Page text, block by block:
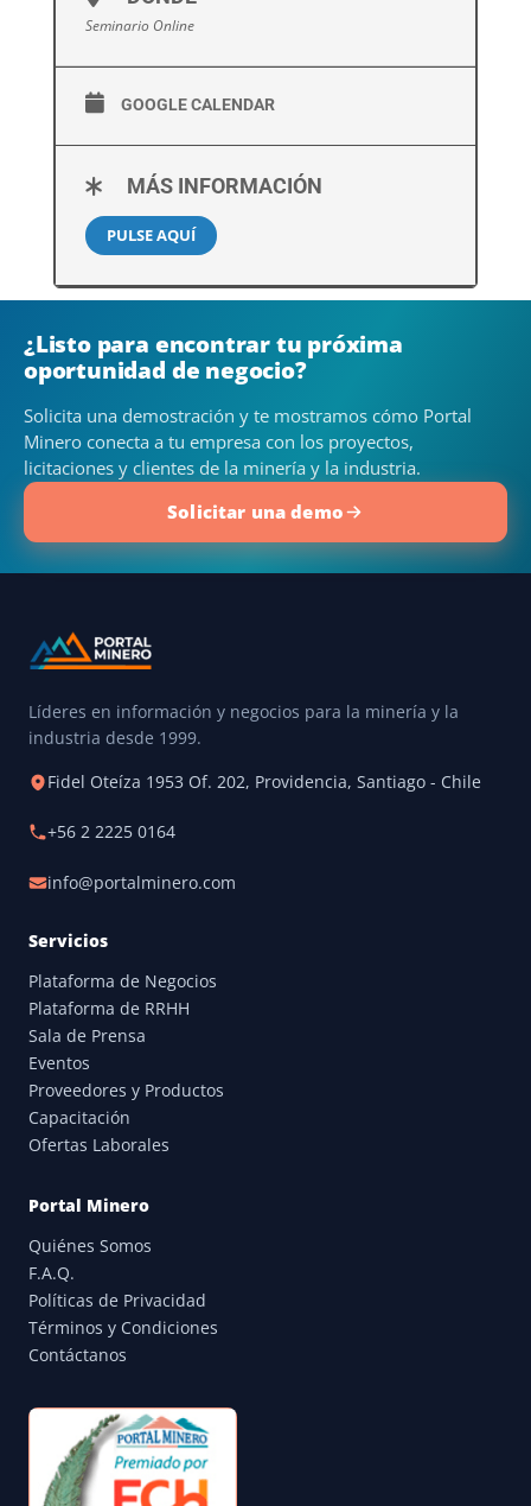
Seminario Online
GOOGLE CALENDAR
MÁS INFORMACIÓN
PULSE AQUÍ
¿Listo para encontrar tu próxima
oportunidad de negocio?
Solicita una demostración y te mostramos cómo Portal
Minero conecta a tu empresa con los proyectos,
licitaciones y clientes de la minería y la industria.
Solicitar una demo
Líderes en información y negocios para la minería y la
industria desde 1999.
Fidel Oteíza 1953 Of. 202, Providencia, Santiago - Chile
+56 2 2225 0164
info@portalminero.com
Servicios
Plataforma de Negocios
Plataforma de RRHH
Sala de Prensa
Eventos
Proveedores y Productos
Capacitación
Ofertas Laborales
Portal Minero
Quiénes Somos
F.A.Q.
Políticas de Privacidad
Términos y Condiciones
Contáctanos